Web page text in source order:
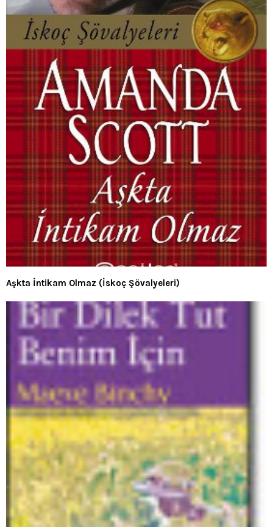
Aşkta İntikam Olmaz (İskoç Şövalyeleri)